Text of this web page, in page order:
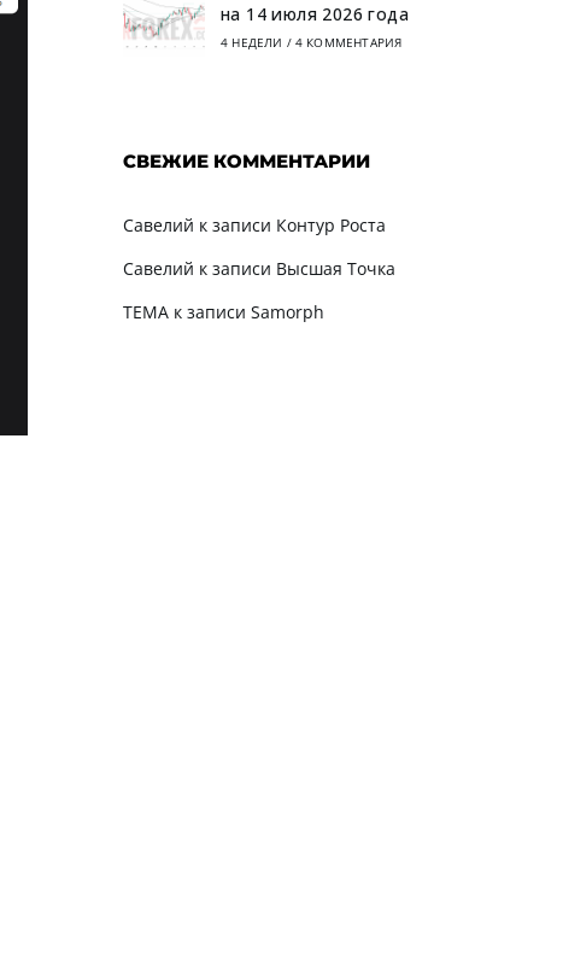
на 14 июля 2026 года
4 НЕДЕЛИ / 4 КОММЕНТАРИЯ
СВЕЖИЕ КОММЕНТАРИИ
Савелий к записи Контур Роста
Савелий к записи Высшая Точка
TEMAк записи Samorph